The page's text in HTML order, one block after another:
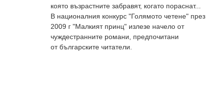
която възрастните забравят, когато пораснат...
В националния конкурс "Голямото четене" през
2009 г "Малкият принц" излезе начело от
чуждестранните романи, предпочитани
от българските читатели.